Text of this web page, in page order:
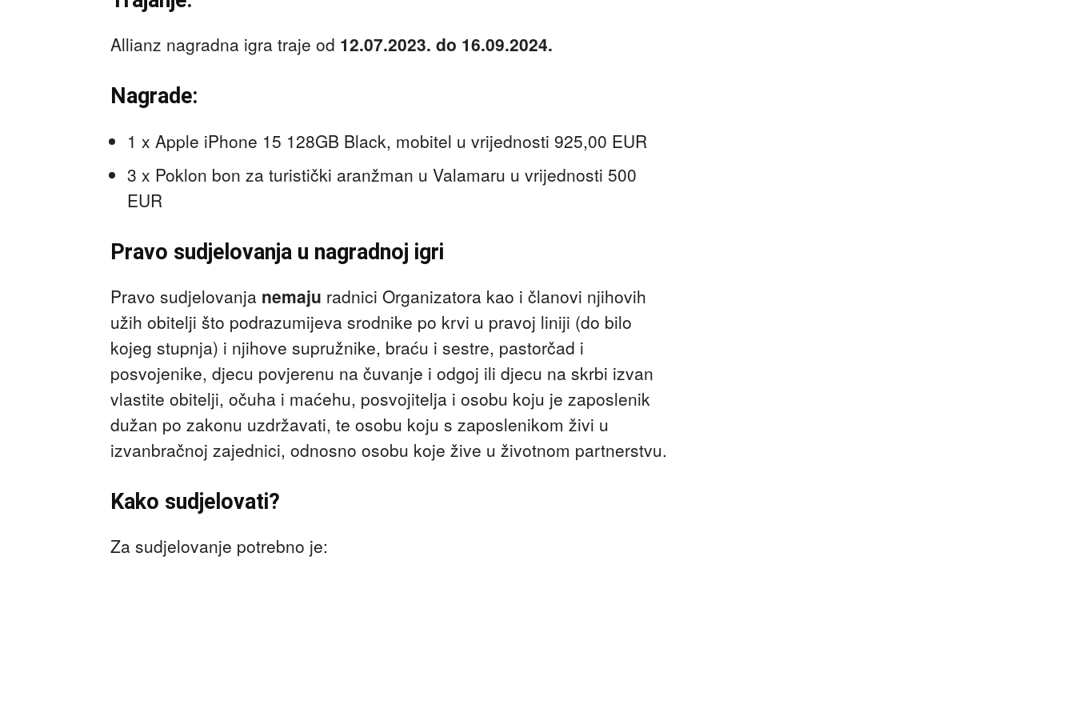
Allianz nagradna igra traje od 12.07.2023. do 16.09.2024.
Nagrade:
1 x Apple iPhone 15 128GB Black, mobitel u vrijednosti 925,00 EUR
3 x Poklon bon za turistički aranžman u Valamaru u vrijednosti 500
EUR
Pravo sudjelovanja u nagradnoj igri
Pravo sudjelovanja nemaju radnici Organizatora kao i članovi njihovih
užih obitelji što podrazumijeva srodnike po krvi u pravoj liniji (do bilo
kojeg stupnja) i njihove supružnike, braću i sestre, pastorčad i
posvojenike, djecu povjerenu na čuvanje i odgoj ili djecu na skrbi izvan
vlastite obitelji, očuha i maćehu, posvojitelja i osobu koju je zaposlenik
dužan po zakonu uzdržavati, te osobu koju s zaposlenikom živi u
izvanbračnoj zajednici, odnosno osobu koje žive u životnom partnerstvu.
Kako sudjelovati?
Za sudjelovanje potrebno je: